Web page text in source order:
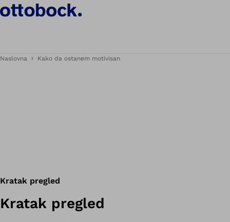
Naslovna Kako da ostanem motivisan
Kratak pregled
Kratak pregled